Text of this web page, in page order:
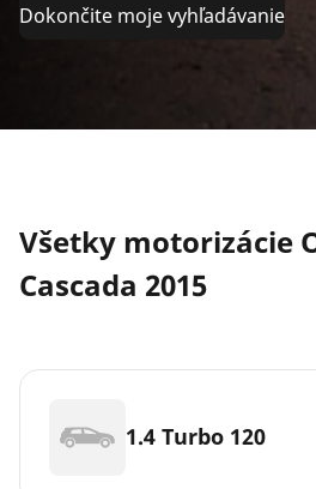
Dokončite moje vyhľadávanie
Všetky motorizácie
Cascada 2015
1.4 Turbo 120